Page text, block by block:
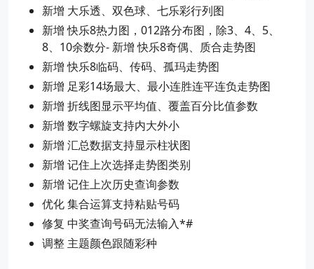
新增 大乐透、双色球、七乐彩行列图
新增 快乐8热力图，012路分布图，除3、4、5、
8、10余数分- 新增 快乐8奇偶、质合走势图
新增 快乐8临码、传码、孤玛走势图
新增 足彩14场最大、最小连胜连平连负走势图
新增 折线图显示平均值、覆盖百分比值参数
新增 数字螺旋支持内大外小
新增 汇总数据支持显示柱状图
新增 记住上次选择走势图类别
新增 记住上次历史查询参数
优化 集合运算支持粘贴号码
修复 中奖查询号码无法输入*#
调整 主题颜色跟随彩种